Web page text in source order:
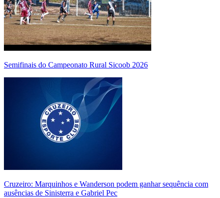
Semifinais do Campeonato Rural Sicoob 2026
Cruzeiro: Marquinhos e Wanderson podem ganhar sequência com
ausências de Sinisterra e Gabriel Pec